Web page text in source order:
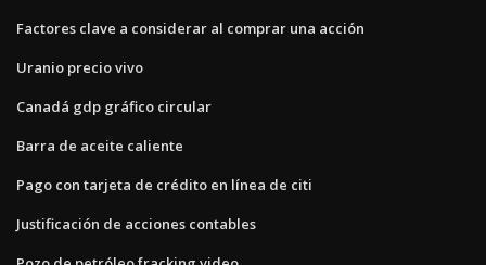
Factores clave a considerar al comprar una acción
Uranio precio vivo
Canadá gdp gráfico circular
Barra de aceite caliente
Pago con tarjeta de crédito en línea de citi
Justificación de acciones contables